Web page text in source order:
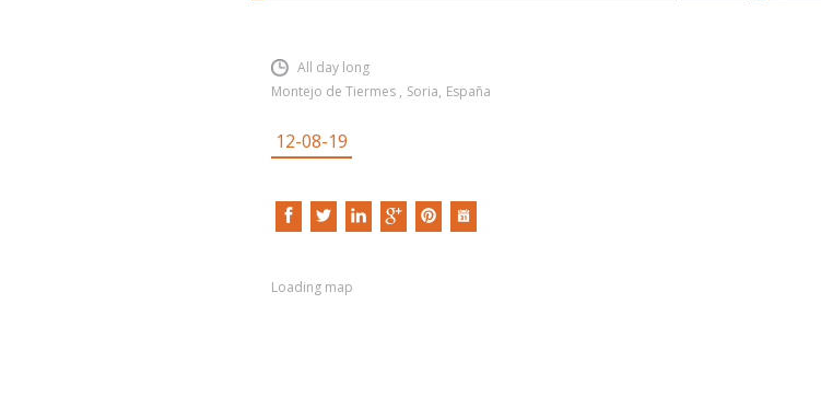
All day long
Montejo de Tiermes , Soria, España
12-08-19
Loading map